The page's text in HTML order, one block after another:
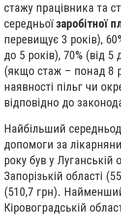
стажу працівника та
середньоїзаробітної
перевищує 3 років),
до 5 років), 70% (від 5
(якщо стаж – понад 8
наявності пільг чи
відповідно до
Найбільший
допомоги за
року був у Луганській
Запорізькій області
(510,7 грн).
Кіровоградській